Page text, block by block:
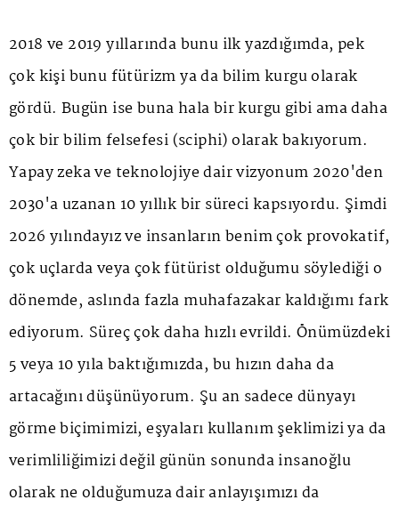
2018 ve 2019 yıllarında bunu ilk yazdığımda, pek
çok kişi bunu fütürizm ya da bilim kurgu olarak
gördü. Bugün ise buna hala bir kurgu gibi ama daha
çok bir bilim felsefesi (sciphi) olarak bakıyorum.
Yapay zeka ve teknolojiye dair vizyonum 2020'den
2030'a uzanan 10 yıllık bir süreci kapsıyordu. Şimdi
2026 yılındayız ve insanların benim çok provokatif,
çok uçlarda veya çok fütürist olduğumu söylediği o
dönemde, aslında fazla muhafazakar kaldığımı fark
ediyorum. Süreç çok daha hızlı evrildi. Önümüzdeki
5 veya 10 yıla baktığımızda, bu hızın daha da
artacağını düşünüyorum. Şu an sadece dünyayı
görme biçimimizi, eşyaları kullanım şeklimizi ya da
verimliliğimizi değil günün sonunda insanoğlu
olarak ne olduğumuza dair anlayışımızı da